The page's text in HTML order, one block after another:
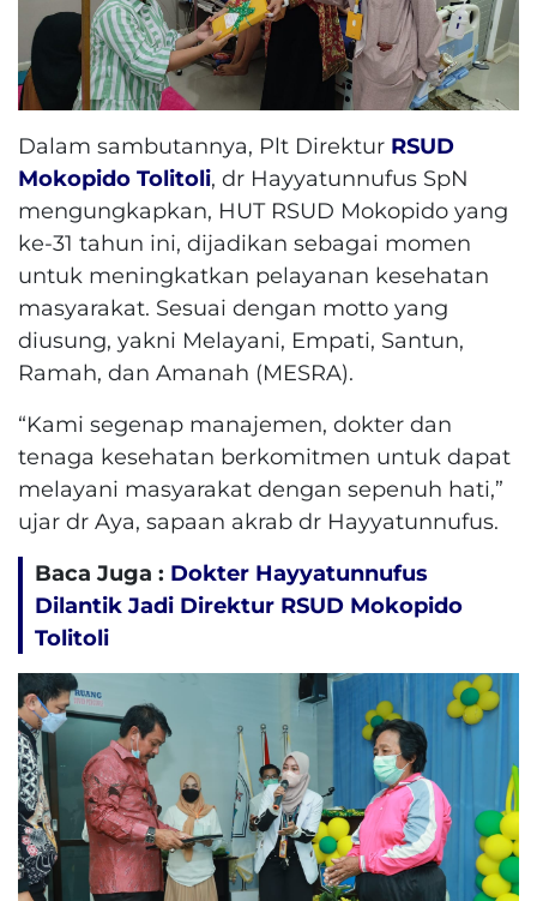
Dalam sambutannya, Plt Direktur RSUD
Mokopido Tolitoli, dr Hayyatunnufus SpN
mengungkapkan, HUT RSUD Mokopido yang
ke-31 tahun ini, dijadikan sebagai momen
untuk meningkatkan pelayanan kesehatan
masyarakat. Sesuai dengan motto yang
diusung, yakni Melayani, Empati, Santun,
Ramah, dan Amanah (MESRA).
“Kami segenap manajemen, dokter dan
tenaga kesehatan berkomitmen untuk dapat
melayani masyarakat dengan sepenuh hati,”
ujar dr Aya, sapaan akrab dr Hayyatunnufus.
Baca Juga : Dokter Hayyatunnufus
Dilantik Jadi Direktur RSUD Mokopido
Tolitoli